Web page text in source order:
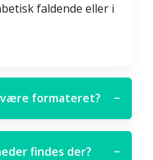
faldende eller i
være formateret? −
findes der? −